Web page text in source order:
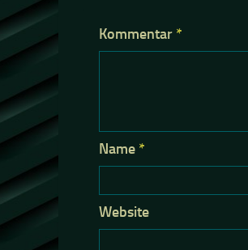
Kommentar *
Name *
Website